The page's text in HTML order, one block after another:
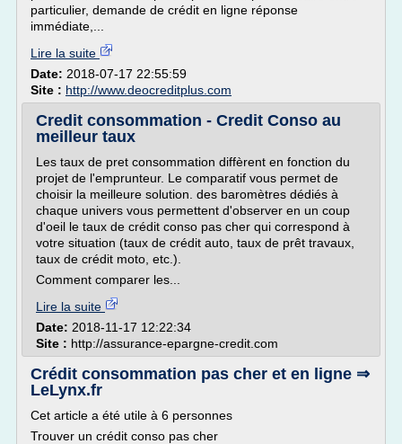
particulier, demande de crédit en ligne réponse
immédiate,...
Lire la suite
Date: 2018-07-17 22:55:59
Site : http://www.deocreditplus.com
Credit consommation - Credit Conso au
meilleur taux
Les taux de pret consommation diffèrent en fonction du
projet de l'emprunteur. Le comparatif vous permet de
choisir la meilleure solution. des baromètres dédiés à
chaque univers vous permettent d'observer en un coup
d'oeil le taux de crédit conso pas cher qui correspond à
votre situation (taux de crédit auto, taux de prêt travaux,
taux de crédit moto, etc.).
Comment comparer les...
Lire la suite
Date: 2018-11-17 12:22:34
Site : http://assurance-epargne-credit.com
Crédit consommation pas cher et en ligne ⇒
LeLynx.fr
Cet article a été utile à 6 personnes
Trouver un crédit conso pas cher